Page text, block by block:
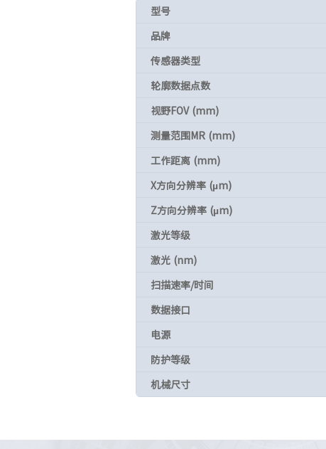
型号
品牌
传感器类型
轮廓数据点数
视野FOV (mm)
测量范围MR (mm)
工作距离 (mm)
X方向分辨率 (µm)
Z方向分辨率 (µm)
激光等级
激光 (nm)
扫描速率/时间
数据接口
电源
防护等级
机械尺寸